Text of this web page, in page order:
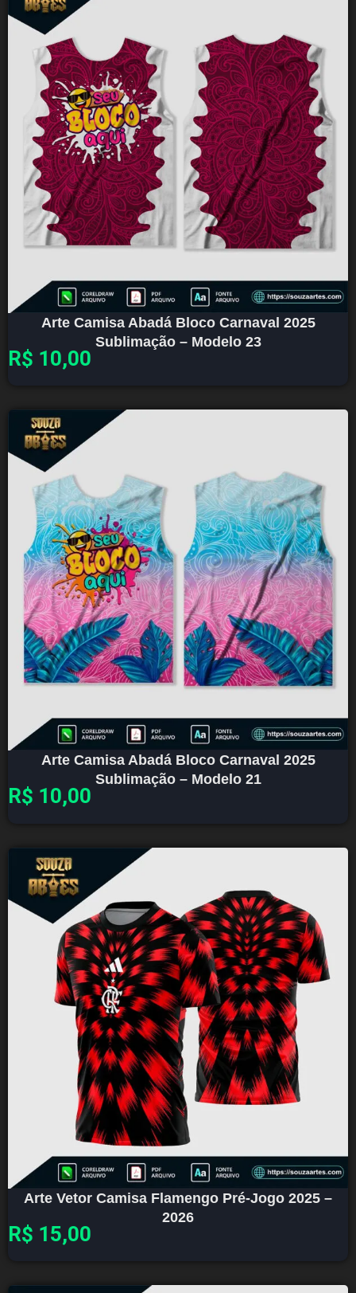
Arte Camisa Abadá Bloco Carnaval 2025
Sublimação – Modelo 23
R$ 10,00
Arte Camisa Abadá Bloco Carnaval 2025
Sublimação – Modelo 21
R$ 10,00
Arte Vetor Camisa Flamengo Pré-Jogo 2025 –
2026
R$ 15,00